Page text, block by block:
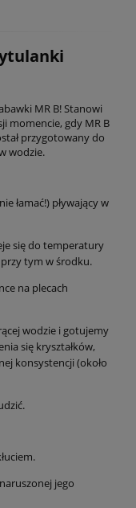
MR B! Stanowi
momencie, gdy MR B
przygotowany do
wodzie.
łamać!) pływający w
się do temperatury
przy tym w środku.
na plecach
wodzie i gotujemy
się kryształków,
konsystencji (około
jego